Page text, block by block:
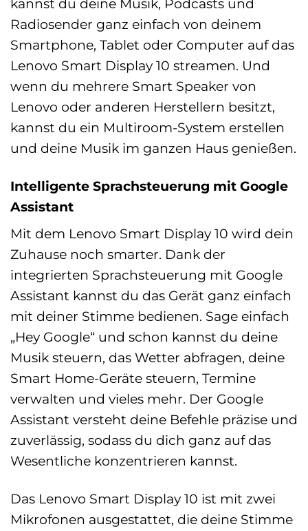
kannst du deine Musik, Podcasts und
Radiosender ganz einfach von deinem
Smartphone, Tablet oder Computer auf das
Lenovo Smart Display 10 streamen. Und
wenn du mehrere Smart Speaker von
Lenovo oder anderen Herstellern besitzt,
kannst du ein Multiroom-System erstellen
und deine Musik im ganzen Haus genießen.
Intelligente Sprachsteuerung mit Google
Assistant
Mit dem Lenovo Smart Display 10 wird dein
Zuhause noch smarter. Dank der
integrierten Sprachsteuerung mit Google
Assistant kannst du das Gerät ganz einfach
mit deiner Stimme bedienen. Sage einfach
„Hey Google“ und schon kannst du deine
Musik steuern, das Wetter abfragen, deine
Smart Home-Geräte steuern, Termine
verwalten und vieles mehr. Der Google
Assistant versteht deine Befehle präzise und
zuverlässig, sodass du dich ganz auf das
Wesentliche konzentrieren kannst.
Das Lenovo Smart Display 10 ist mit zwei
Mikrofonen ausgestattet, die deine Stimme